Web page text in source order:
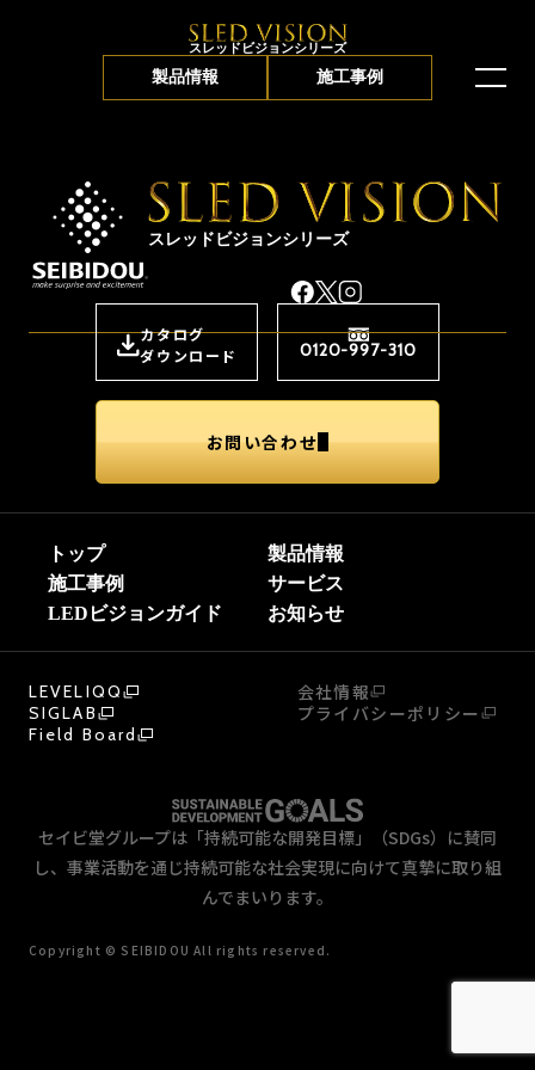
スレッドビジョンシリーズ
製品情報 施工事例
スレッドビジョンシリーズ
カタログ
ダウンロード
0120-997-310
お問い合わせ
トップ
製品情報
施工事例
サービス
LEDビジョンガイド
お知らせ
LEVELIQQ
SIGLAB
Field Board
セイビ堂グループは「持続可能な開発目標」（SDGs）に賛同
し、事業活動を通じ持続可能な社会実現に向けて真摯に取り組
んでまいります。
Copyright © SEIBIDOU All rights reserved.
会社情報
プライバシーポリシー